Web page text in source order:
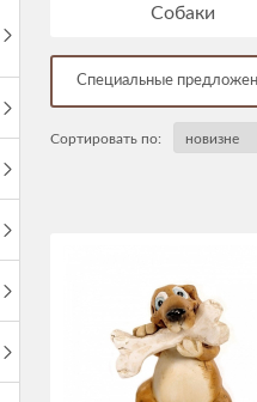
Собаки
Сортировать по:
Специальные